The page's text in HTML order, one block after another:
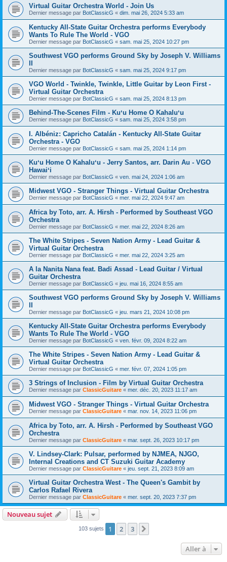
Virtual Guitar Orchestra World - Join Us
Dernier message par BotClassicG « dim. mai 26, 2024 5:33 am
Kentucky All-State Guitar Orchestra performs Everybody
Wants To Rule The World - VGO
Dernier message par BotClassicG « sam. mai 25, 2024 10:27 pm
Southwest VGO performs Ground Sky by Joseph V. Williams
Dernier message par BotClassicG « sam. mai 25, 2024 9:17 pm
VGO World - Twinkle, Twinkle, Little Guitar by Leon First -
Virtual Guitar Orchestra
Dernier message par BotClassicG « sam. mai 25, 2024 8:13 pm
Behind-The-Scenes Film - Kuʻu Home O Kahaluʻu
Dernier message par BotClassicG « sam. mai 25, 2024 3:58 pm
I. Albéniz: Capricho Catalán - Kentucky All-State Guitar
Orchestra - VGO
Dernier message par BotClassicG « sam. mai 25, 2024 1:14 pm
Kuʻu Home O Kahaluʻu - Jerry Santos, arr. Darin Au - VGO
Hawaiʻi
Dernier message par BotClassicG « ven. mai 24, 2024 1:06 am
Midwest VGO - Stranger Things - Virtual Guitar Orchestra
Dernier message par BotClassicG « mer. mai 22, 2024 9:47 am
Africa by Toto, arr. A. Hirsh - Performed by Southeast VGO
Orchestra
Dernier message par BotClassicG « mer. mai 22, 2024 8:26 am
The White Stripes - Seven Nation Army - Lead Guitar &
Virtual Guitar Orchestra
Dernier message par BotClassicG « mer. mai 22, 2024 3:25 am
A la Nanita Nana feat. Badi Assad - Lead Guitar / Virtual
Guitar Orchestra
Dernier message par BotClassicG « jeu. mai 16, 2024 8:55 am
Southwest VGO performs Ground Sky by Joseph V. Williams
Dernier message par BotClassicG « jeu. mars 21, 2024 10:08 pm
Kentucky All-State Guitar Orchestra performs Everybody
Wants To Rule The World - VGO
Dernier message par BotClassicG « ven. févr. 09, 2024 8:22 am
The White Stripes - Seven Nation Army - Lead Guitar &
Virtual Guitar Orchestra
Dernier message par BotClassicG « mer. févr. 07, 2024 1:05 pm
3 Strings of Inclusion - Film by Virtual Guitar Orchestra
Dernier message par ClassicGuitare « mer. déc. 20, 2023 11:17 am
Midwest VGO - Stranger Things - Virtual Guitar Orchestra
Dernier message par ClassicGuitare « mar. nov. 14, 2023 11:06 pm
Africa by Toto, arr. A. Hirsh - Performed by Southeast VGO
Orchestra
Dernier message par ClassicGuitare « mar. sept. 26, 2023 10:17 pm
V. Lindsey-Clark: Pulsar, performed by NJMEA, NJGO,
Internal Creations and CT Suzuki Guitar Academy
Dernier message par ClassicGuitare « jeu. sept. 21, 2023 8:09 am
Virtual Guitar Orchestra West - The Queen's Gambit by
Carlos Rafael Rivera
Dernier message par ClassicGuitare « mer. sept. 20, 2023 7:37 pm
Nouveau sujet
103 sujets 1 2 3
Aller à